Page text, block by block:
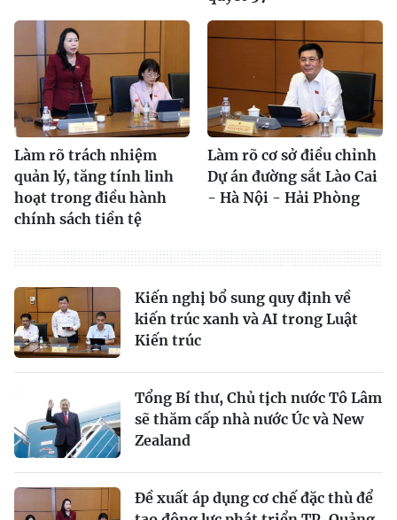
Làm rõ trách nhiệm
quản lý, tăng tính linh
hoạt trong điều hành
chính sách tiền tệ
Làm rõ cơ sở điều chỉnh
Dự án đường sắt Lào Cai
- Hà Nội - Hải Phòng
Kiến nghị bổ sung quy định về
kiến trúc xanh và AI trong Luật
Kiến trúc
Tổng Bí thư, Chủ tịch nước Tô Lâm
sẽ thăm cấp nhà nước Úc và New
Zealand
Đề xuất áp dụng cơ chế đặc thù để